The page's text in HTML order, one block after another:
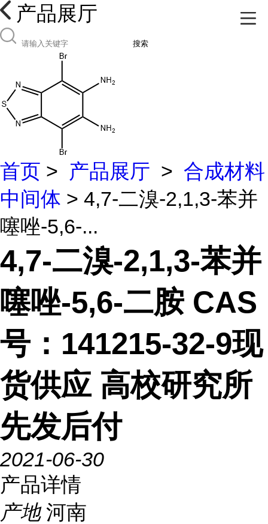
产品展厅
搜索
首页 > 产品展厅 > 合成材料
中间体 > 4,7-二溴-2,1,3-苯并
噻唑-5,6-...
4,7-二溴-2,1,3-苯并
噻唑-5,6-二胺 CAS
号：141215-32-9现
货供应 高校研究所
先发后付
2021-06-30
产品详情
产地 河南